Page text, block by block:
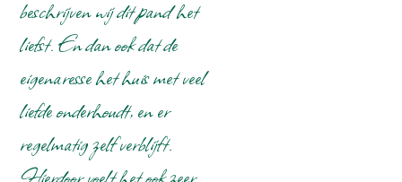
Open haard/houtkachel
Tafel(s) met stoelen
Royale living
Zithoek
Oven
Magnetron
beschrijven wij dit pand het
liefst. En dan ook dat de
eigenaresse het huis met veel
liefde onderhoudt, en er
regelmatig zelf verblijft.